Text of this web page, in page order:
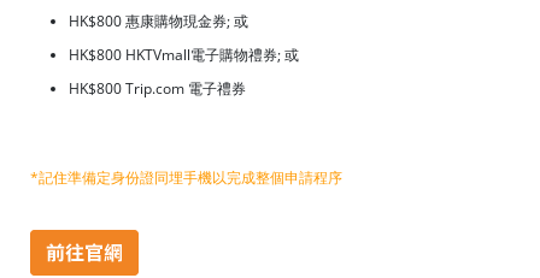
HK$800 惠康購物現金券; 或
HK$800 HKTVmall電子購物禮券; 或
HK$800 Trip.com 電子禮券
*記住準備定身份證同埋手機以完成整個申請程序